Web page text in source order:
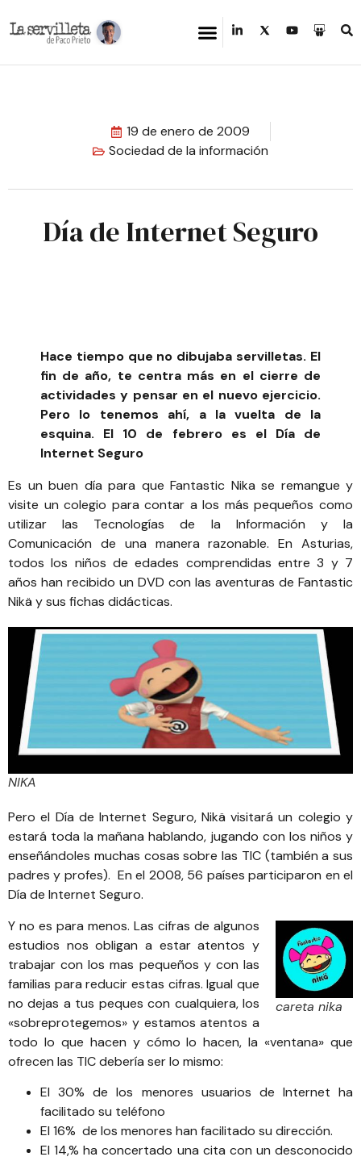
19 de enero de 2009
Sociedad de la información
Día de Internet Seguro
Hace tiempo que no dibujaba servilletas. El
fin de año, te centra más en el cierre de
actividades y pensar en el nuevo ejercicio.
Pero lo tenemos ahí, a la vuelta de la
esquina. El 10 de febrero es el Día de
Internet Seguro
Es un buen día para que Fantastic Nika se remangue y
visite un colegio para contar a los más pequeños como
utilizar las Tecnologías de la Información y la
Comunicación de una manera razonable. En Asturias,
todos los niños de edades comprendidas entre 3 y 7
años han recibido un DVD con las aventuras de Fantastic
Nikä y sus fichas didácticas.
NIKA
Pero el Día de Internet Seguro, Nikä visitará un colegio y
estará toda la mañana hablando, jugando con los niños y
enseñándoles muchas cosas sobre las TIC (también a sus
padres y profes). En el 2008, 56 países participaron en el
Día de Internet Seguro.
careta nika
Y no es para menos. Las cifras de algunos
estudios nos obligan a estar atentos y
trabajar con los mas pequeños y con las
familias para reducir estas cifras. Igual que
no dejas a tus peques con cualquiera, los
«sobreprotegemos» y estamos atentos a
todo lo que hacen y cómo lo hacen, la «ventana» que
ofrecen las TIC debería ser lo mismo:
El 30% de los menores usuarios de Internet ha
facilitado su teléfono
El 16% de los menores han facilitado su dirección.
El 14,% ha concertado una cita con un desconocido